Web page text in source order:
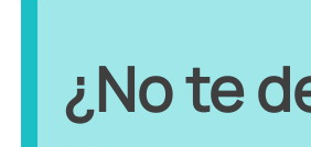
¿No te